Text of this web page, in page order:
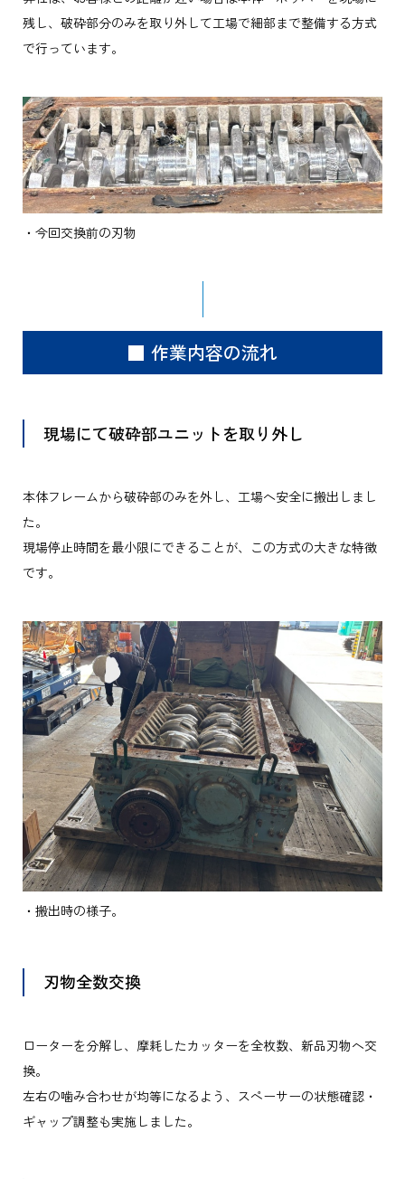
残し、破砕部分のみを取り外して工場で細部まで整備する方式
で行っています。
・今回交換前の刃物
■ 作業内容の流れ
現場にて破砕部ユニットを取り外し
本体フレームから破砕部のみを外し、工場へ安全に搬出しまし
た。
現場停止時間を最小限にできることが、この方式の大きな特徴
です。
・搬出時の様子。
刃物全数交換
ローターを分解し、摩耗したカッターを全枚数、新品刃物へ交
換。
左右の噛み合わせが均等になるよう、スペーサーの状態確認・
ギャップ調整も実施しました。